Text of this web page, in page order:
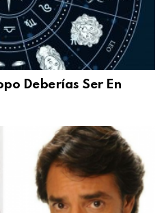
Deberías Ser En